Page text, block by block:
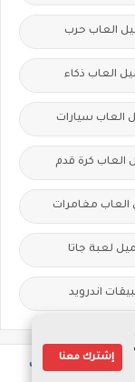
العاب حرب
العاب ذكاء
العاب سيارات
العاب كرة قدم
العاب مغامرات
لعبة جاتا
اندرويد
- فوكس الالعاب
إشترك معنا